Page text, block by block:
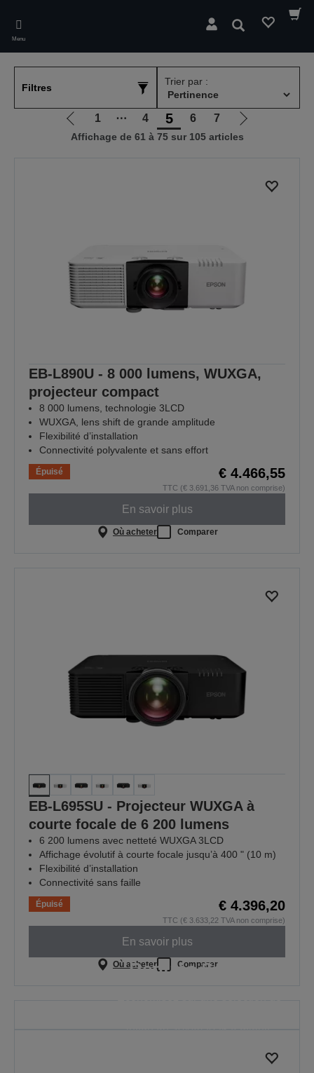
main
content
Menu
Rechercher
Filtres
Trier par :
Aller
à
1 ⋯ 4 5 6 7
Aller
à
suivante
Affichage de 61 à 75 sur 105 articles
EB-L890U - 8 000 lumens, WUXGA,
projecteur compact
8 000 lumens, technologie 3LCD
WUXGA, lens shift de grande amplitude
Flexibilité d’installation
Connectivité polyvalente et sans effort
Épuisé € 4.466,55
TTC (€ 3.691,36 TVA non comprise)
En savoir plus
Où acheter Comparer
EB-L695SU - Projecteur WUXGA à
courte focale de 6 200 lumens
6 200 lumens avec netteté WUXGA 3LCD
Affichage évolutif à courte focale jusqu’à 400 " (10 m)
Flexibilité d’installation
Connectivité sans faille
Épuisé € 4.396,20
TTC (€ 3.633,22 TVA non comprise)
En savoir plus
Où acheter Comparer
Rentrée Scolaire